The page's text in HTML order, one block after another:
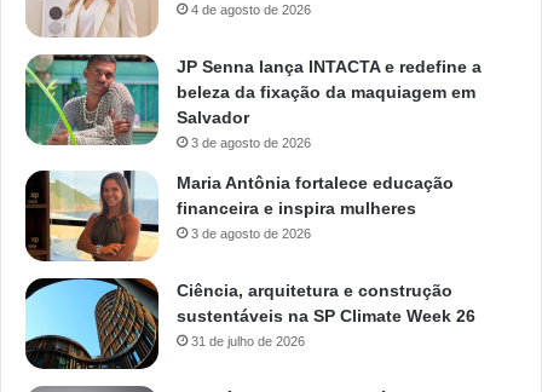
4 de agosto de 2026
JP Senna lança INTACTA e redefine a
beleza da fixação da maquiagem em
Salvador
3 de agosto de 2026
Maria Antônia fortalece educação
financeira e inspira mulheres
3 de agosto de 2026
Ciência, arquitetura e construção
sustentáveis na SP Climate Week 26
31 de julho de 2026